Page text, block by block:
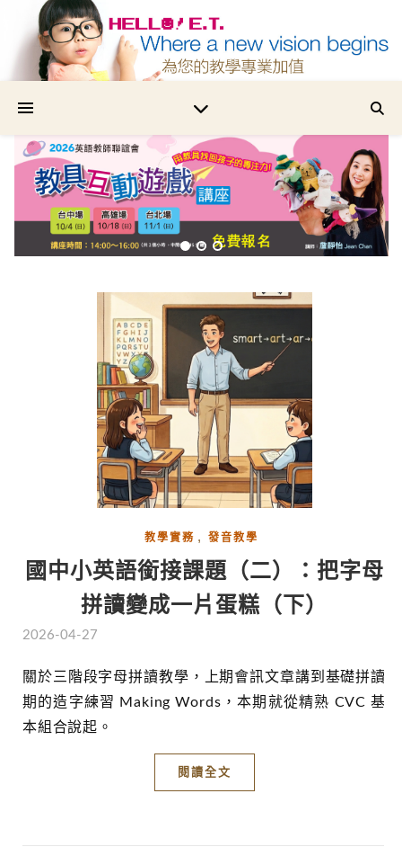
為您的教學專業加值
教學實務 , 發音教學
國中小英語銜接課題（二）：把字母
拼讀變成一片蛋糕（下）
2026-04-27
關於三階段字母拼讀教學，上期會訊文章講到基礎拼讀
期的造字練習 Making Words，本期就從精熟 CVC 基
本組合說起。
閱讀全文